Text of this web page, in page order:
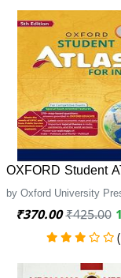
OXFORD Student
by Oxford University
₹370.00 ₹425.00